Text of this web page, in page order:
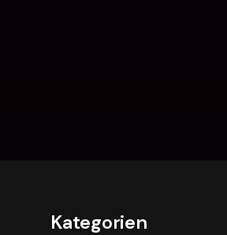
Kategorien